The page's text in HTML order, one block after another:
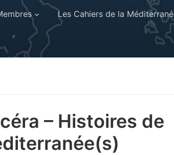
Les Cahiers de la
– Histoires de